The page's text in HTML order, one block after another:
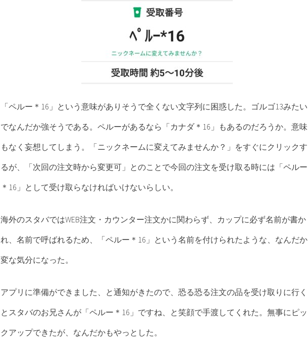
「ペルー＊16」という意味がありそうで全くない文字列に困惑した。ゴルゴ13みたい
でなんだか強そうである。ペルーがあるなら「カナダ＊16」もあるのだろうか。意味
もなく妄想してしまう。「ニックネームに変えてみませんか？」をすぐにクリックす
るが、「次回の注文時から変更可」とのことで今回の注文を受け取る時には「ペルー
＊16」として受け取らなければいけないらしい。
海外のスタバではWEB注文・カウンター注文かに関わらず、カップに必ず名前が書か
れ、名前で呼ばれるため、「ペルー＊16」という名前を付けられたような、なんだか
変な気分になった。
アプリに準備ができました、と通知がきたので、恐る恐る注文の品を受け取りに行く
とスタバのお兄さんが「ペルー＊16」ですね、と笑顔で手渡してくれた。無事にピッ
クアップできたが、なんだかもやっとした。